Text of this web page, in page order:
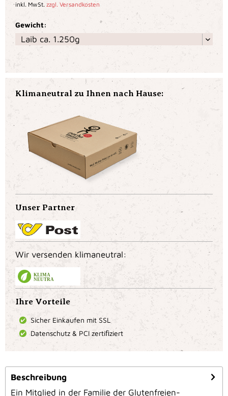
inkl. MwSt. zzgl. Versandkosten
Gewicht:
Klimaneutral zu Ihnen nach Hause:
Unser Partner
Wir versenden klimaneutral:
KLIMA
NEUTRAL
Ihre Vorteile
Sicher Einkaufen mit SSL
Datenschutz & PCI zertiﬁziert
Beschreibung
Ein Mitglied in der Familie der Glutenfreien-